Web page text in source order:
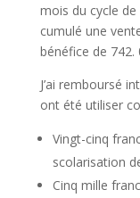
mois du cycle de
cumulé une
bénéfice de
J’ai remboursé
ont été utiliser
Vingt-cinq
scolarisation
Cinq mille